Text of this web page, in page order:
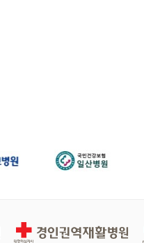
경인권역적십자병원